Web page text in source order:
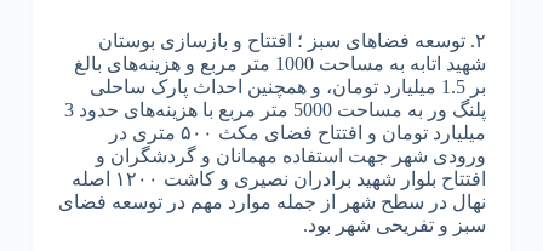
۲. توسعه فضاهای سبز ؛ افتتاح و بازسازی بوستان
شهید اتابه به مساحت 1000 متر مربع و هزینه‌های بالغ
بر 1.5 میلیارد تومان، و همچنین احداث پارک ساحلی
پلنگ ور به مساحت 5000 متر مربع با هزینه‌های حدود 3
میلیارد تومان و افتتاح فضای مکث ۵۰۰ متری در
ورودی شهر جهت استفاده مهمانان و گردشگران و
افتتاح بلوار شهید برادران نصیری و کاشت ۱۲۰۰ اصله
نهال در سطح شهر از جمله موارد مهم در توسعه فضای
سبز و تفریحی شهر بود.